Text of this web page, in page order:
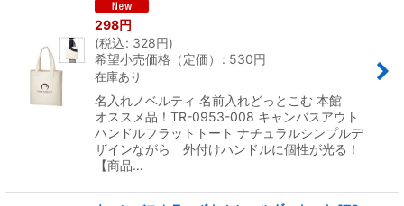
298円
(税込: 328円)
希望小売価格（定価）
: 530円
在庫あり
名入れノベルティ 名前入れどっとこむ 本館
オススメ品！TR-0953-008 キャンバスアウト
ハンドルフラットトート ナチュラルシンプルデ
ザインながら 外付けハンドルに個性が光る！
【商品…